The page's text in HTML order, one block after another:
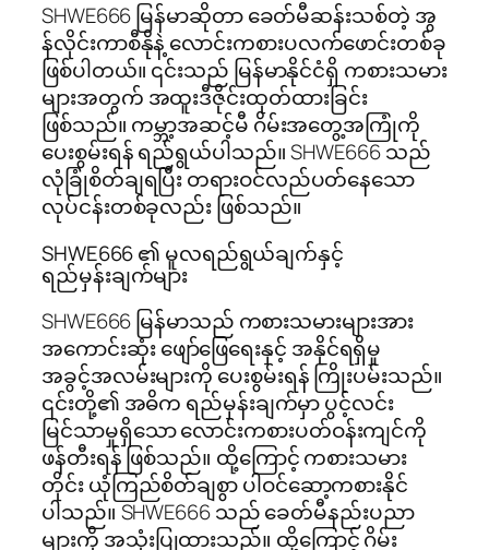
SHWE666 မြန်မာဆိုတာ ခေတ်မီဆန်းသစ်တဲ့ အွ
န်လိုင်းကာစီနိုနဲ့ လောင်းကစားပလက်ဖောင်းတစ်ခု
ဖြစ်ပါတယ်။ ၎င်းသည် မြန်မာနိုင်ငံရှိ ကစားသမား
များအတွက် အထူးဒီဇိုင်းထုတ်ထားခြင်း
ဖြစ်သည်။ ကမ္ဘာ့အဆင့်မီ ဂိမ်းအတွေ့အကြုံကို
ပေးစွမ်းရန် ရည်ရွယ်ပါသည်။ SHWE666 သည်
လုံခြုံစိတ်ချရပြီး တရားဝင်လည်ပတ်နေသော
လုပ်ငန်းတစ်ခုလည်း ဖြစ်သည်။
SHWE666 ၏ မူလရည်ရွယ်ချက်နှင့်
ရည်မှန်းချက်များ
SHWE666 မြန်မာသည် ကစားသမားများအား
အကောင်းဆုံး ဖျော်ဖြေရေးနှင့် အနိုင်ရရှိမှု
အခွင့်အလမ်းများကို ပေးစွမ်းရန် ကြိုးပမ်းသည်။
၎င်းတို့၏ အဓိက ရည်မှန်းချက်မှာ ပွင့်လင်း
မြင်သာမှုရှိသော လောင်းကစားပတ်ဝန်းကျင်ကို
ဖန်တီးရန် ဖြစ်သည်။ ထို့ကြောင့် ကစားသမား
တိုင်း ယုံကြည်စိတ်ချစွာ ပါဝင်ဆော့ကစားနိုင်
ပါသည်။ SHWE666 သည် ခေတ်မီနည်းပညာ
များကို အသုံးပြုထားသည်။ ထို့ကြောင့် ဂိမ်း